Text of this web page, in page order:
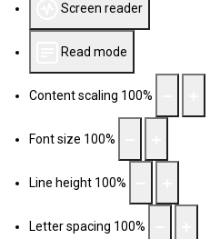
Screen reader
Read mode
Content scaling 100%
Font size 100%
Line height 100%
Letter spacing 100%